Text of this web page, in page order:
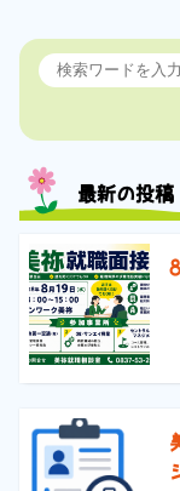
最新の投稿